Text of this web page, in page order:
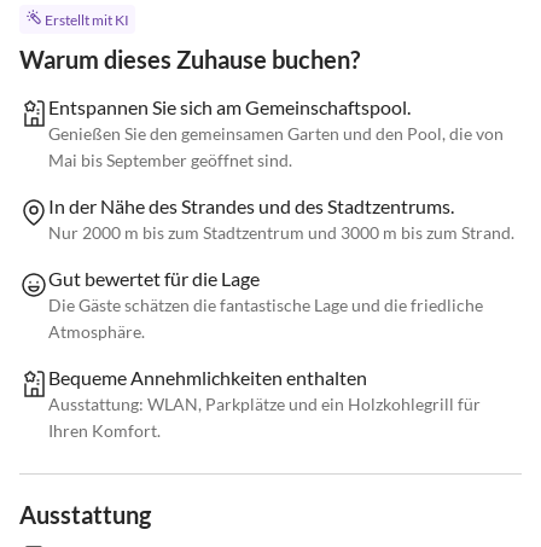
Erstellt mit KI
Warum dieses Zuhause buchen?
Entspannen Sie sich am Gemeinschaftspool.
Genießen Sie den gemeinsamen Garten und den Pool, die von
Mai bis September geöffnet sind.
In der Nähe des Strandes und des Stadtzentrums.
Nur 2000 m bis zum Stadtzentrum und 3000 m bis zum Strand.
Gut bewertet für die Lage
Die Gäste schätzen die fantastische Lage und die friedliche
Atmosphäre.
Bequeme Annehmlichkeiten enthalten
Ausstattung: WLAN, Parkplätze und ein Holzkohlegrill für
Ihren Komfort.
Ausstattung